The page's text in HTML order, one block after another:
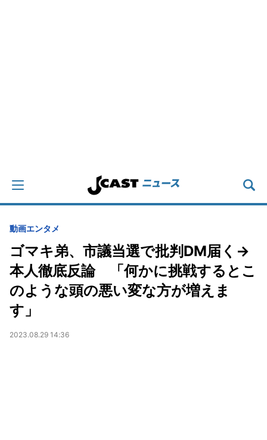
動画エンタメ
ゴマキ弟、市議当選で批判DM届く→
本人徹底反論 「何かに挑戦するとこ
のような頭の悪い変な方が増えま
す」
2023.08.29 14:36